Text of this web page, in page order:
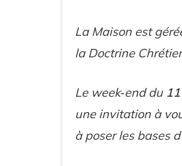
La Maison est
la Doctrine
Le week‑end du
une invitation à
à poser les bases